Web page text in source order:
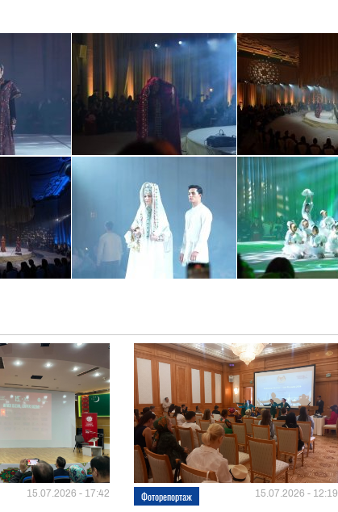
15.07.2026 - 17:42 Фоторепортаж 15.07.2026 - 12:19